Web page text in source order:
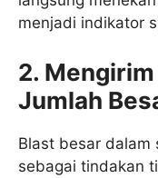
menjadi indikator
2.
Jumlah
Blast besar dalam
sebagai tindakan